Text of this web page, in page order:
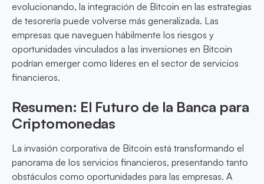
evolucionando, la integración de Bitcoin en las estrategias
de tesorería puede volverse más generalizada. Las
empresas que naveguen hábilmente los riesgos y
oportunidades vinculados a las inversiones en Bitcoin
podrían emerger como líderes en el sector de servicios
financieros.
Resumen: El Futuro de la Banca para
Criptomonedas
La invasión corporativa de Bitcoin está transformando el
panorama de los servicios financieros, presentando tanto
obstáculos como oportunidades para las empresas. A